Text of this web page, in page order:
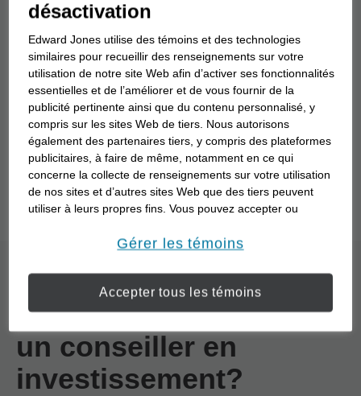
Recherche
Vous ne savez pas comment travailler avec un
conseiller en investissement? Comprenez mieux
vos objectifs financiers particuliers et la façon dont
un conseiller en investissement peut travailler avec
vous pour les atteindre grâce à notre questionnaire
« Point de départ ».
Quel est le processus
d’un partenariat avec
un conseiller en
investissement?
désactivation
Edward Jones utilise des témoins et des technologies
similaires pour recueillir des renseignements sur votre
utilisation de notre site Web afin d’activer ses fonctionnalités
essentielles et de l’améliorer et de vous fournir de la
publicité pertinente ainsi que du contenu personnalisé, y
compris sur les sites Web de tiers. Nous autorisons
également des partenaires tiers, y compris des plateformes
publicitaires, à faire de même, notamment en ce qui
concerne la collecte de renseignements sur votre utilisation
de nos sites et d’autres sites Web que des tiers peuvent
utiliser à leurs propres fins. Vous pouvez accepter ou
Pour en savoir plus sur la façon dont nous utilisons les
veuillez consulter notreDéclaration de confidentialité de
l’information transmise en ligne opens in a new window
.
Gérer les témoins
Accepter tous les témoins